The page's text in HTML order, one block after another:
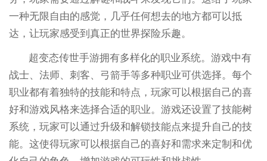
一种无限自由的感觉，几乎任何想去的地方都可以抵
达，让玩家感受到真正的世界探险乐趣。
超变态传世手游拥有多样化的职业系统。游戏中有
战士、法师、刺客、弓箭手等多种职业可供选择。每个
职业都有着独特的技能和特点，玩家可以根据自己的喜
好和游戏风格来选择合适的职业。游戏还设置了技能树
系统，玩家可以通过升级和解锁技能点来提升自己的技
能。这使得玩家可以根据自己的喜好和需求来定制和优